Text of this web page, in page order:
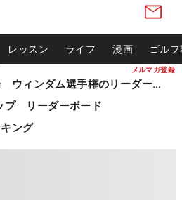
メルマガ登録
レッスン ライフ 漫画 ゴル
松山英樹ら出場 ウィンダム選手権のリーダーボード
プ リーダーボード
ング